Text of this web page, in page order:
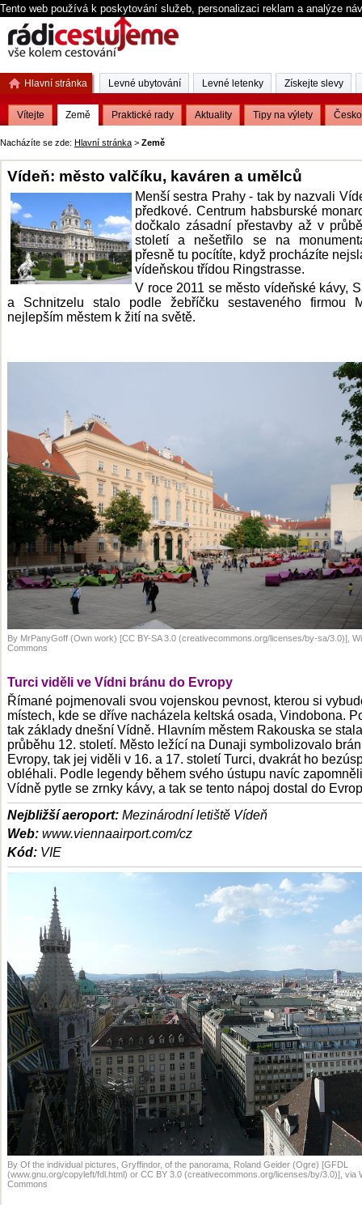
Tento web používá k poskytování služeb, personalizaci reklam a analýze
Nacházíte se zde: Hlavní stránka > Země
Vídeň: město valčíku, kaváren a umělců
Menší sestra Prahy - tak by nazvali
předkové. Centrum habsburské
dočkalo zásadní přestavby až v
století a nešetřilo se na
přesně tu pocítíte, když procházíte
vídeňskou třídou Ringstrasse.
V roce 2011 se město vídeňské kávy,
a Schnitzelu stalo podle žebříčku sestaveného firmou
nejlepším městem k žití na světě.
By MrPanyGoff (Own work) [CC BY-SA 3.0 (creativecommons.org/licenses/by-sa/3.0)],
Commons
Turci viděli ve Vídni bránu do Evropy
Římané pojmenovali svou vojenskou pevnost, kterou si
místech, kde se dříve nacházela keltská osada, Vindobona.
tak základy dnešní Vídně. Hlavním městem Rakouska se
průběhu 12. století. Město ležící na Dunaji symbolizovalo
Evropy, tak jej viděli v 16. a 17. století Turci, dvakrát ho
obléhali. Podle legendy během svého ústupu navíc
Vídně pytle se zrnky kávy, a tak se tento nápoj dostal do
Nejbližší aeroport: Mezinárodní letiště Vídeň
Web: www.viennaairport.com/cz
Kód: VIE
By Of the individual pictures, Gryffindor, of the panorama, Roland Geider (Ogre) [GFDL
(www.gnu.org/copyleft/fdl.html) or CC BY 3.0 (creativecommons.org/licenses/by/3.0)], via
Commons
Hlavní stránka
Vítejte Země Praktické rady Aktuality Tipy na výlety Česko
Levné ubytování Levné letenky Získejte slevy